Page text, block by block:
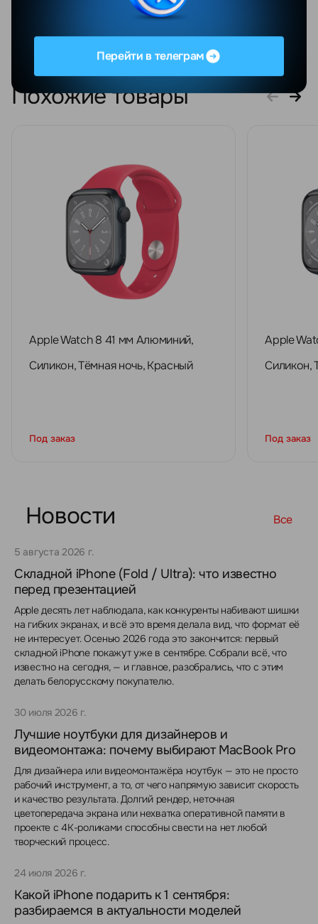
Похожие товары
Apple Watch 8 41 мм Алюминий,
Силикон, Тёмная ночь, Красный
Под заказ
Apple
Силикон,
Под заказ
Новости Все
5 августа 2026 г.
Складной iPhone (Fold / Ultra): что известно
перед презентацией
Apple десять лет наблюдала, как конкуренты набивают шишки
на гибких экранах, и всё это время делала вид, что формат её
не интересует. Осенью 2026 года это закончится: первый
складной iPhone покажут уже в сентябре. Собрали всё, что
известно на сегодня, — и главное, разобрались, что с этим
делать белорусскому покупателю.
30 июля 2026 г.
Лучшие ноутбуки для дизайнеров и
видеомонтажа: почему выбирают MacBook Pro
Для дизайнера или видеомонтажёра ноутбук — это не просто
рабочий инструмент, а то, от чего напрямую зависит скорость
и качество результата. Долгий рендер, неточная
цветопередача экрана или нехватка оперативной памяти в
проекте с 4K-роликами способны свести на нет любой
творческий процесс.
24 июля 2026 г.
Какой iPhone подарить к 1 сентября:
разбираемся в актуальности моделей
Перейти в телеграм